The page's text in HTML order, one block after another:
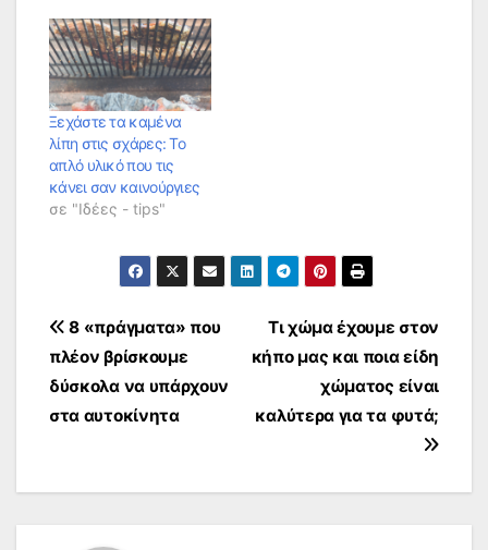
Ξεχάστε τα καμένα
λίπη στις σχάρες: Το
απλό υλικό που τις
κάνει σαν καινούργιες
σε "Ιδέες - tips"
Πλοήγηση
άρθρων
Τι χώμα έχουμε στον
κήπο μας και ποια είδη
χώματος είναι
καλύτερα για τα φυτά;
8 «πράγματα» που
πλέον βρίσκουμε
δύσκολα να υπάρχουν
στα αυτοκίνητα